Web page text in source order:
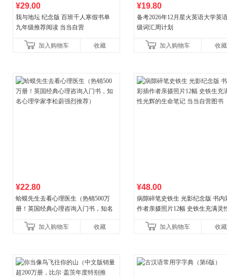
¥29.00
我与地坛 纪念版 百班千人寒假书单
九年级推荐阅读 当当自营
加入购物车 收藏
¥19.80
备考2026年12月星火英语大学英
级词汇周计划
加入购物车 收藏
¥22.80
蛤蟆先生去看心理医生（热销500万
册！英国经典心理咨询入门书，知名
加入购物车
收藏
¥48.00
病隙碎笔史铁生 光影纪念版 书内
作者亲摄照片12幅 史铁生充满灵
加入购物车
收藏